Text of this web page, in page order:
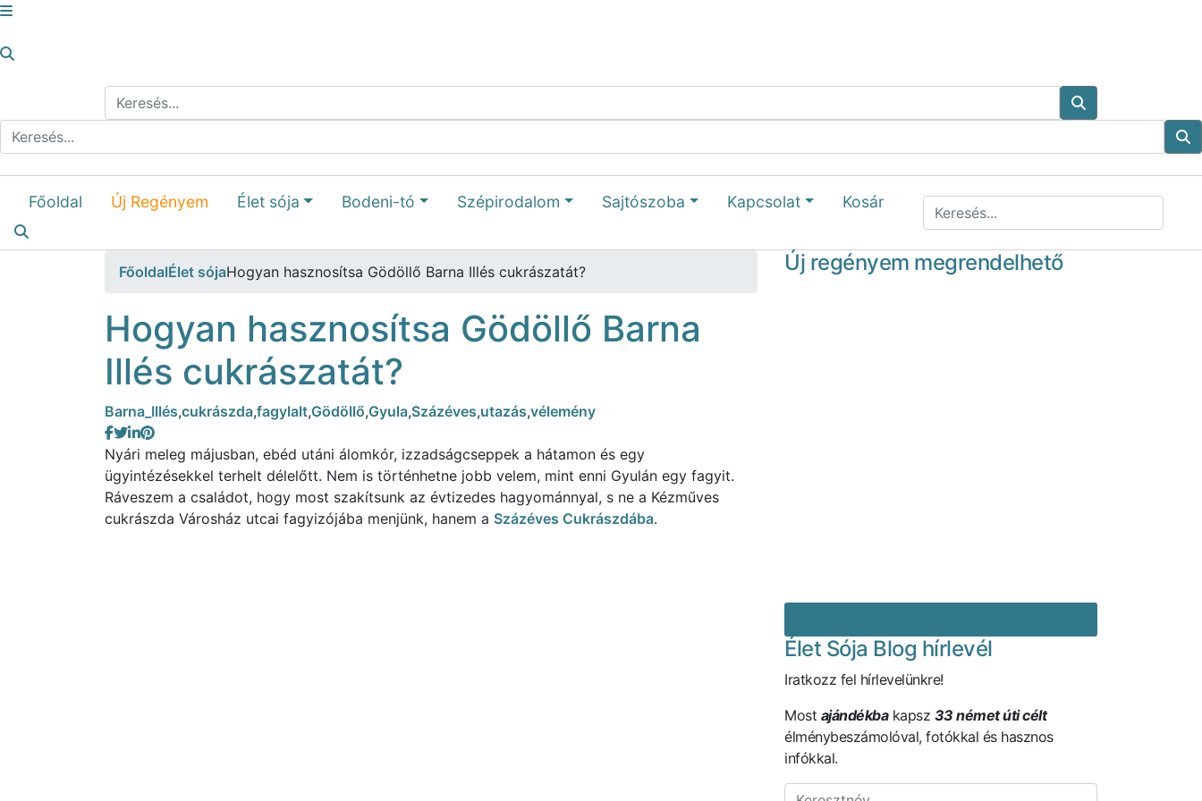
Főoldal Új Regényem Élet sója Bodeni-tó Szépirodalom Sajtószoba Kapcsolat Kosár
FőoldalÉlet sójaHogyan hasznosítsa Gödöllő Barna Illés cukrászatát?
Hogyan hasznosítsa Gödöllő Barna
Illés cukrászatát?
Barna_Illés,cukrászda,fagylalt,Gödöllő,Gyula,Százéves,utazás,vélemény
Nyári meleg májusban, ebéd utáni álomkór, izzadságcseppek a hátamon és egy
ügyintézésekkel terhelt délelőtt. Nem is történhetne jobb velem, mint enni Gyulán egy fagyit.
Ráveszem a családot, hogy most szakítsunk az évtizedes hagyománnyal, s ne a Kézműves
cukrászda Városház utcai fagyizójába menjünk, hanem a Százéves Cukrászdába.
Új regényem megrendelhető
Élet Sója Blog hírlevél
Iratkozz fel hírlevelünkre!
Most ajándékbakapsz 33 német úti célt
élménybeszámolóval, fotókkal és hasznos
infókkal.